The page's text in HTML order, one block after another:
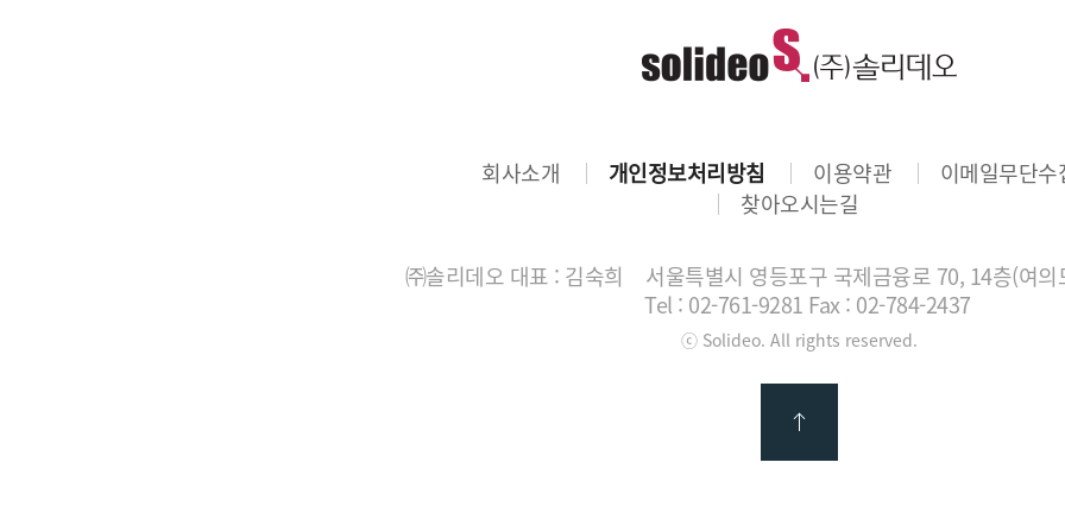
회사소개 개인정보처리방침 이용약관
이메일무단수
찾아오시는길
㈜솔리데오 대표 : 김숙희
서울특별시 영등포구 국제금융로 70, 14층(여
Tel : 02-761-9281 Fax : 02-784-2437
ⓒ Solideo. All rights reserved.